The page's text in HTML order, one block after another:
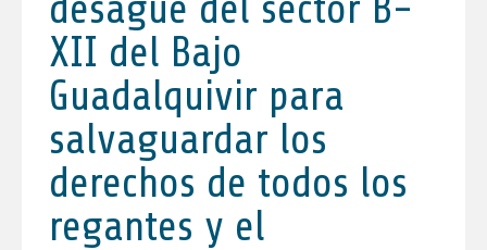
XII del Bajo
Guadalquivir para
salvaguardar los
derechos de todos los
regantes y el